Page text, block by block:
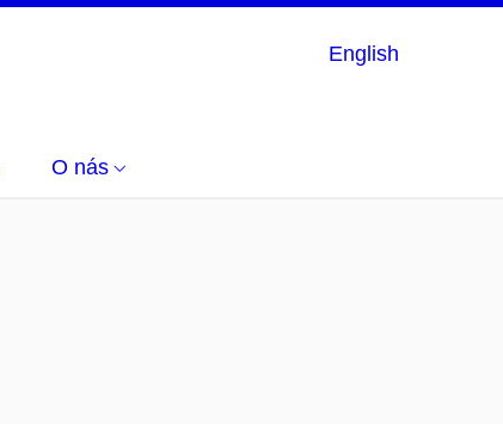
English
O nás